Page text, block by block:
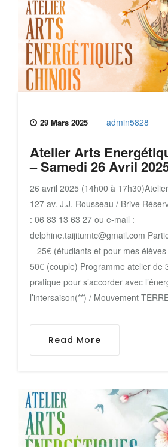
29 Mars 2025 admin5828
Atelier Arts
– Samedi 26 Avril
26 avril 2025 (14h00 à
127 av. J.J. Rousseau / Brive
: 06 83 13 63 27 ou e-mail :
delphine.taijitumtc@gmail.com
– 25€ (étudiants et pour mes
50€ (couple) Programme atelier de
pratique pour s’accorder avec
l’intersaison(**) / Mouvement
Read More